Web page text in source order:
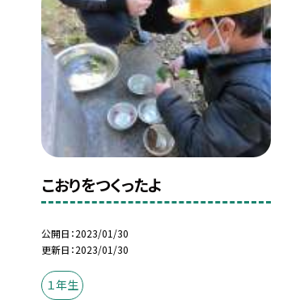
こおりをつくったよ
公開日 2023/01/30
更新日 2023/01/30
１年生